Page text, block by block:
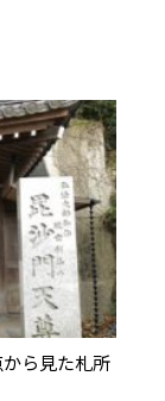
から見た札所